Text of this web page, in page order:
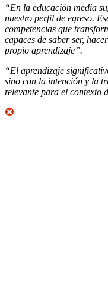
“En la educación media
nuestro perfil de egreso.
competencias que
capaces de saber ser,
propio aprendizaje”.
“El aprendizaje
sino con la intención y la
relevante para el contexto